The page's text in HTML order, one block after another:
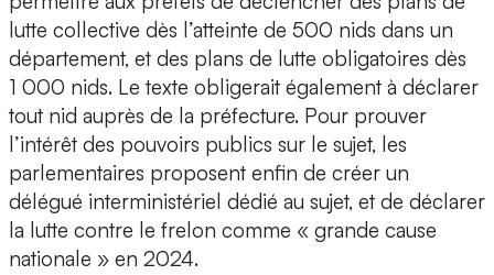
lutte collective dès l’atteinte de 500 nids dans un
département, et des plans de lutte obligatoires dès
1 000 nids. Le texte obligerait également à déclarer
tout nid auprès de la préfecture. Pour prouver
l’intérêt des pouvoirs publics sur le sujet, les
parlementaires proposent enfin de créer un
délégué interministériel dédié au sujet, et de déclarer
la lutte contre le frelon comme « grande cause
nationale » en 2024.